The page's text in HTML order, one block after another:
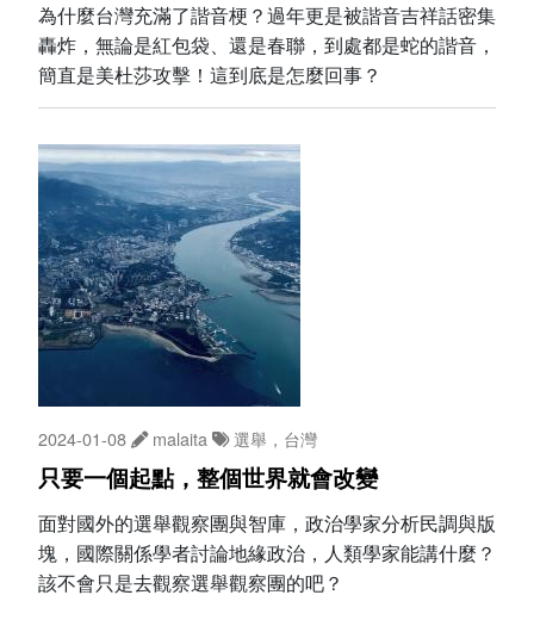
為什麼台灣充滿了諧音梗？過年更是被諧音吉祥話密集
轟炸，無論是紅包袋、還是春聯，到處都是蛇的諧音，
簡直是美杜莎攻擊！這到底是怎麼回事？
2024-01-08 malaita 選舉，台灣
只要一個起點，整個世界就會改變
面對國外的選舉觀察團與智庫，政治學家分析民調與版
塊，國際關係學者討論地緣政治，人類學家能講什麼？
該不會只是去觀察選舉觀察團的吧？